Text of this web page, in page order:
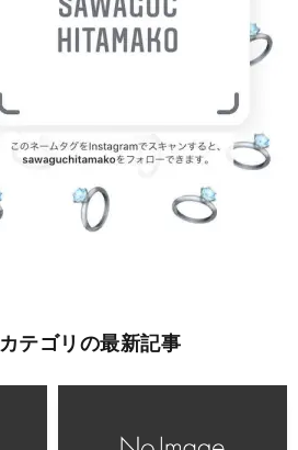
カテゴリの最新記事